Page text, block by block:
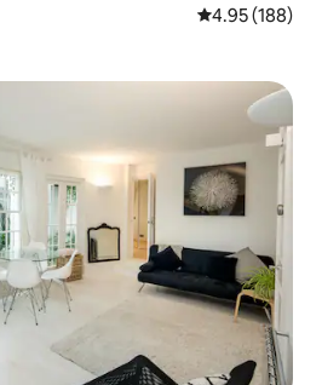
औसत रेटिंग 5 में से
4.95 (188)